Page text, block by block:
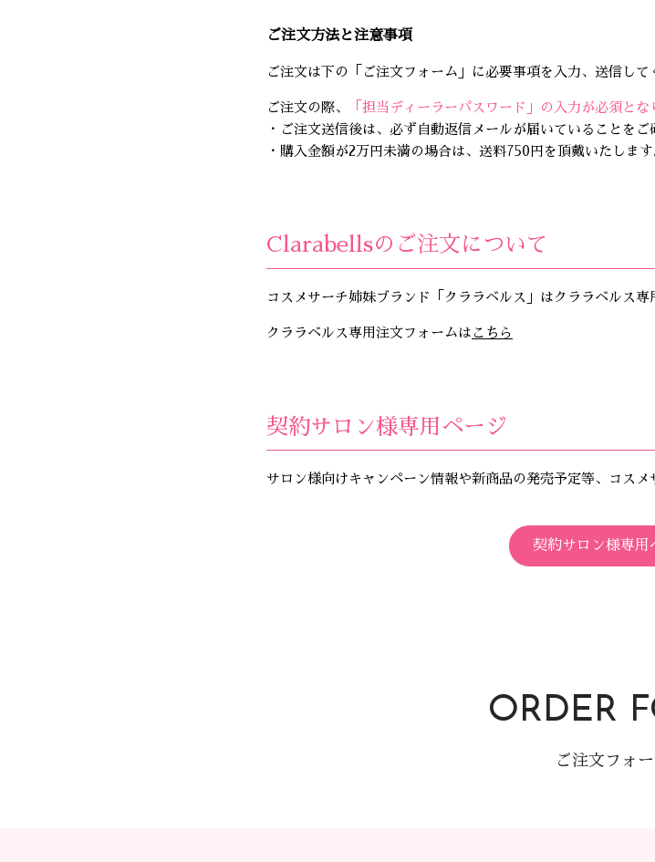
ご注文方法と注意事項
ご注文は下の「ご注文フォーム」に必要事項を入力、送信して
ご注文の際、 「担当ディーラーパスワード」の入力が必須とな
・ご注文送信後は、必ず自動返信メールが届いていることをご
・購入金額が2万円未満の場合は、送料750円を頂戴いたします
Clarabellsのご注文について
コスメサーチ姉妹ブランド「クララベルス」はクララベルス
クララベルス専用注文フォームは こちら
契約サロン様専用ページ
サロン様向けキャンペーン情報や新商品の発売予定等、コスメ
契約サロン様専用
ORDER
ご注文フォ